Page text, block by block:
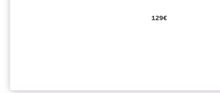
129€